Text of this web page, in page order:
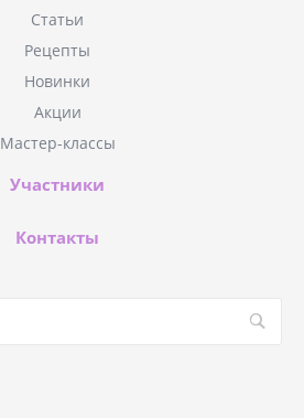
Статьи
Рецепты
Новинки
Акции
Мастер-классы
Участники
Контакты